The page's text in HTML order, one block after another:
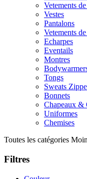
Vetements
Vestes
Pantalons
Vetements
Echarpes
Eventails
Montres
Tongs
Sweats
Bonnets
Chapeaux &
Uniformes
Chemises
Toutes les catégories
Filtres